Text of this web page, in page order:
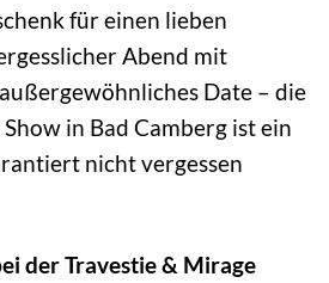
für einen lieben
Abend mit
Date – die
in Bad Camberg ist ein
nicht vergessen
der Travestie & Mirage